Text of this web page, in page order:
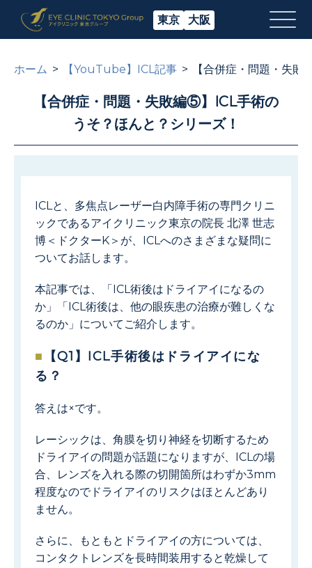
東京 大阪
ホーム 【YouTube】ICL記事 【合併症・問題・失
【合併症・問題・失敗編⑤】ICL手術の
うそ？ほんと？シリーズ！
ICLと、多焦点レーザー白内障手術の専門クリニ
ックであるアイクリニック東京の院長 北澤 世志
博＜ドクターK＞が、ICLへのさまざまな疑問に
ついてお話します。
本記事では、「ICL術後はドライアイになるの
か」「ICL術後は、他の眼疾患の治療が難しくな
るのか」についてご紹介します。
【Q1】ICL手術後はドライアイにな
る？
答えは×です。
レーシックは、角膜を切り神経を切断するため
ドライアイの問題が話題になりますが、ICLの場
合、レンズを入れる際の切開箇所はわずか3mm
程度なのでドライアイのリスクはほとんどあり
ません。
さらに、もともとドライアイの方については、
コンタクトレンズを長時間装用すると乾燥して